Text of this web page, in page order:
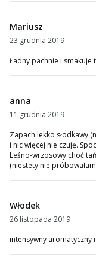
Mariusz
23 grudnia 2019
Ładny pachnie i smakuje
anna
11 grudnia 2019
Zapach lekko słodkawy
i nic więcej nie czuję.
Leśno-wrzosowy choć
(niestety nie
Włodek
26 listopada 2019
intensywny aromatyczny